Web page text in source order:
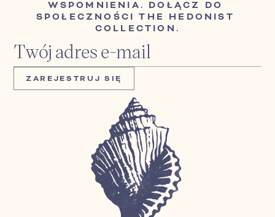
WSPOMNIENIA. DOŁĄCZ DO
SPOŁECZNOŚCI THE HEDONIST
COLLECTION.
ZAREJESTRUJ SIĘ